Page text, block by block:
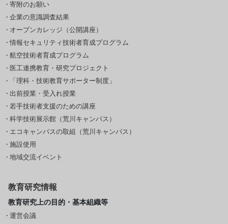
寄附のお願い
企業の意識調査結果
オープンカレッジ（公開講座）
情報セキュリティ技術者育成プログラム
航空技術者育成プログラム
医工連携教育・研究プロジェクト
「理科・技術教育サポーター制度」
出前授業・受入れ授業
若手技術者支援のための講座
科学技術展示館（荒川キャンパス）
エコキャンパスの取組（荒川キャンパス）
施設使用
地域交流イベント
教育研究情報
教育研究上の目的・基本組織等
運営会議